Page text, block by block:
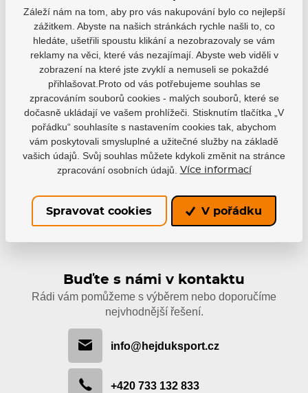
Varianty
Dětská, BA23
EAN: 688698606843
Skladem
899 Kč
590 Kč
Buďte s námi v kontaktu
Rádi vám pomůžeme s výběrem nebo doporučíme
nejvhodnější řešení.
info@hejduksport.cz
+420 733 132 833
Záleží nám na tom, aby pro vás nakupování bylo co nejlepší
zážitkem. Abyste na našich stránkách rychle našli to, co
hledáte, ušetřili spoustu klikání a nezobrazovaly se vám
reklamy na věci, které vás nezajímají. Abyste web viděli v
zobrazení na které jste zvyklí a nemuseli se pokaždé
přihlašovat.Proto od vás potřebujeme souhlas se
zpracováním souborů cookies - malých souborů, které se
dočasně ukládají ve vašem prohlížeči. Stisknutím tlačítka „V
pořádku“ souhlasíte s nastavením cookies tak, abychom
vám poskytovali smysluplné a užitečné služby na základě
vašich údajů. Svůj souhlas můžete kdykoli změnit na stránce
zpracování osobních údajů.
Více informací
Spravovat cookies V pořádku